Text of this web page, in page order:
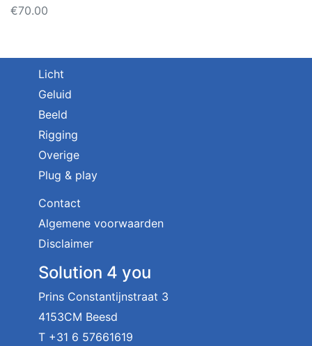
€70.00
Licht
Geluid
Beeld
Rigging
Overige
Plug & play
Contact
Algemene voorwaarden
Disclaimer
Solution 4 you
Prins Constantijnstraat 3
4153CM Beesd
T +31 6 57661619